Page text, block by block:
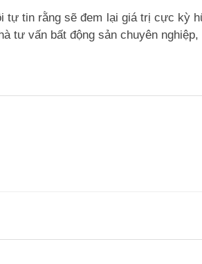
tự tin rằng sẽ đem lại giá trị cực kỳ
tư vấn bất động sản chuyên